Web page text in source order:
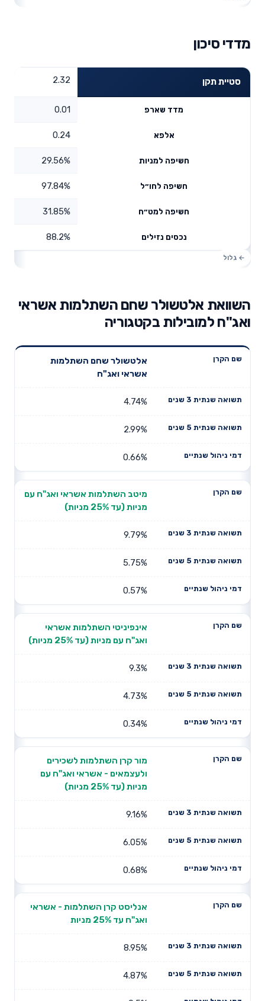
מדדי סיכון
סטיית תקן 2.32
מדד שארפ 0.01
אלפא 0.24
חשיפה למניות 29.56%
חשיפה לחו״ל 97.84%
חשיפה למט״ח 31.85%
נכסים נזילים 88.2%
השוואת אלטשולר שחם השתלמות אשראי
ואג"ח למובילות בקטגוריה
שנתית 3
תשואה
אלטשולר שחם השתלמות
אשראי ואג"ח
4.74%
2.99%
0.66%
מיטב השתלמות אשראי ואג"ח עם
מניות (עד 25% מניות)
9.79%
5.75%
0.57%
אינפיניטי השתלמות אשראי
ואג"ח עם מניות (עד 25% מניות)
9.3%
4.73%
0.34%
מור קרן השתלמות לשכירים
ולעצמאים - אשראי ואג"ח עם
מניות (עד 25% מניות)
9.16%
6.05%
0.68%
אנליסט קרן השתלמות - אשראי
ואג"ח עד 25% מניות
8.95%
4.87%